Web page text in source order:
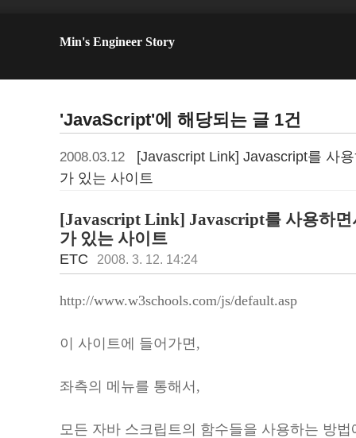
Min's Engineer Story
'JavaScript'에 해당되는 글 1건
2008.03.12
[Javascript Link] Javascript를 사
가 있는 사이트
[Javascript Link] Javascript를 사용하
가 있는 사이트
ETC 2008. 3. 12. 14:24
http://www.w3schools.com/js/default.asp
이 사이트에 들어가면,
좌측의 메뉴를 통해서,
모든 자바 스크립트의 함수들을 사용하는 방